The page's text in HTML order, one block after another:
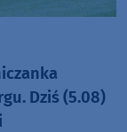
Dziś (5.08)